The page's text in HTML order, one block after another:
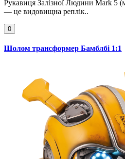
Рукавиця Залізної Людини Mark 5
— це видовищна реплік..
0
Шолом трансформер Бамблбі 1:1